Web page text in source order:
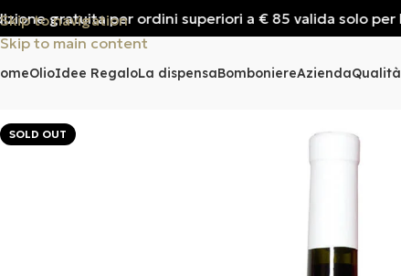
Skip to navigation
Skip to main content
gratuita per ordini superiori a € 85 valida solo per Italia
OlioIdee RegaloLa dispensaBomboniereAziendaQualità
SOLD OUT